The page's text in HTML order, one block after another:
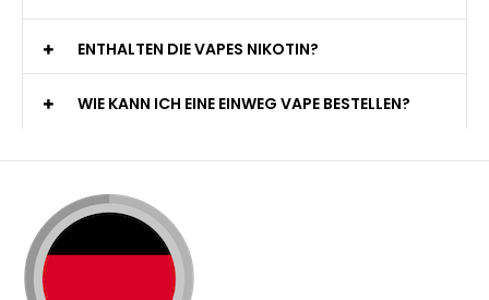
ENTHALTEN DIE VAPES NIKOTIN?
WIE KANN ICH EINE EINWEG VAPE BESTELLEN?